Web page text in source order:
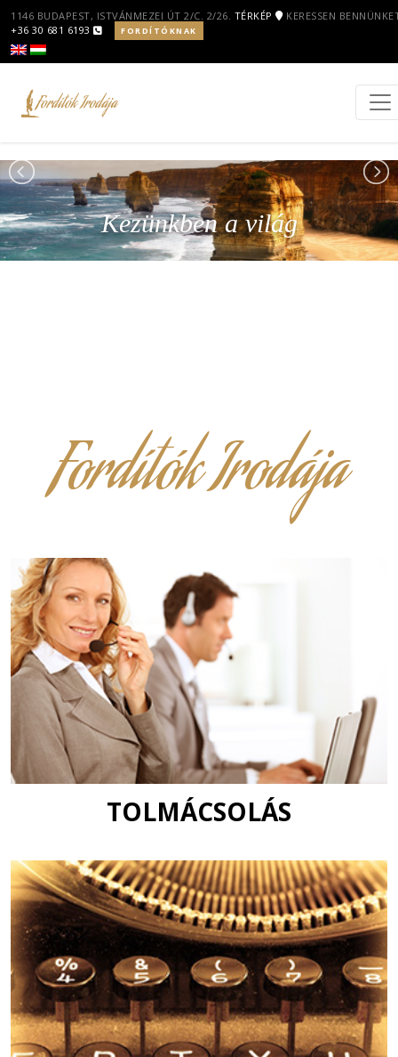
1146 BUDAPEST, ISTVÁNMEZEI ÚT 2/C. 2/26. TÉRKÉP
KERESSEN
+36 30 681 6193
FORDÍTÓKNAK
Kezünkben a világ
Fordítók Irodája
TOLMÁCSOLÁS